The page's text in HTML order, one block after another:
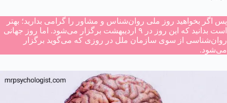
پس اگر بخواهید روز ملی روان‌شناس و مشاور را گرامی بدارید؛ بهتر
است بدانید که این روز در ۹ اردیبهشت برگزار می‌شود. اما روز جهانی
روان‌شناسی از سوی سازمان ملل در روزی که می‌گوید برگزار
می‌شود.